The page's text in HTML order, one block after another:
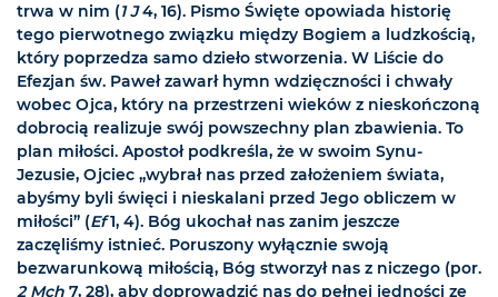
trwa w nim (1 J4, 16). Pismo Święte opowiada historię
tego pierwotnego związku między Bogiem a ludzkością,
który poprzedza samo dzieło stworzenia. W Liście do
Efezjan św. Paweł zawarł hymn wdzięczności i chwały
wobec Ojca, który na przestrzeni wieków z nieskończoną
dobrocią realizuje swój powszechny plan zbawienia. To
plan miłości. Apostoł podkreśla, że w swoim Synu-
Jezusie, Ojciec „wybrał nas przed założeniem świata,
abyśmy byli święci i nieskalani przed Jego obliczem w
miłości” (Ef1, 4). Bóg ukochał nas zanim jeszcze
zaczęliśmy istnieć. Poruszony wyłącznie swoją
bezwarunkową miłością, Bóg stworzył nas z niczego (por.
2 Mch 7, 28), aby doprowadzić nas do pełnej jedności ze